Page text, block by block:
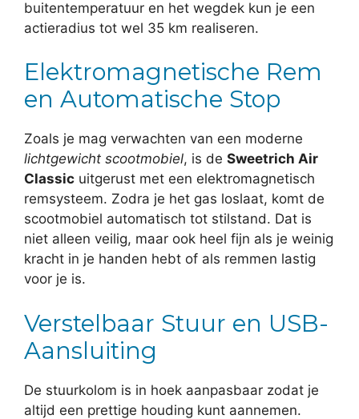
buitentemperatuur en het wegdek kun je een
actieradius tot wel 35 km realiseren.
Elektromagnetische Rem
en Automatische Stop
Zoals je mag verwachten van een moderne
lichtgewicht scootmobiel, is de Sweetrich Air
Classic uitgerust met een elektromagnetisch
remsysteem. Zodra je het gas loslaat, komt de
scootmobiel automatisch tot stilstand. Dat is
niet alleen veilig, maar ook heel fijn als je weinig
kracht in je handen hebt of als remmen lastig
voor je is.
Verstelbaar Stuur en USB-
Aansluiting
De stuurkolom is in hoek aanpasbaar zodat je
altijd een prettige houding kunt aannemen.